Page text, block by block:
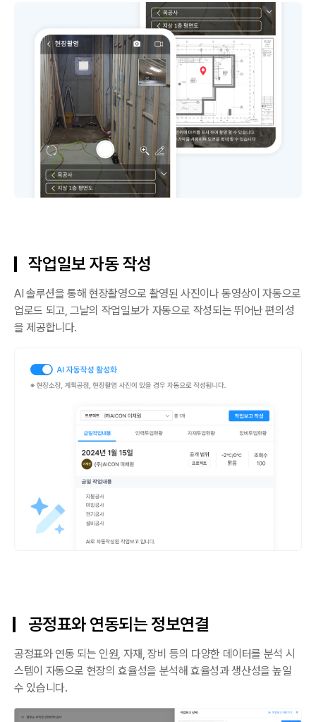
작업일보 자동 작성
AI 솔루션을 통해 현장촬영으로 촬영된 사진이나 동영상이 자동으로
업로드 되고, 그날의 작업일보가 자동으로 작성되는 뛰어난 편의성
을 제공합니다.
공정표와 연동되는 정보연결
공정표와 연동 되는 인원, 자재, 장비 등의 다양한 데이터를 분석 시
스템이 자동으로 현장의 효율성을 분석해 효율성과 생산성을 높일
수 있습니다.